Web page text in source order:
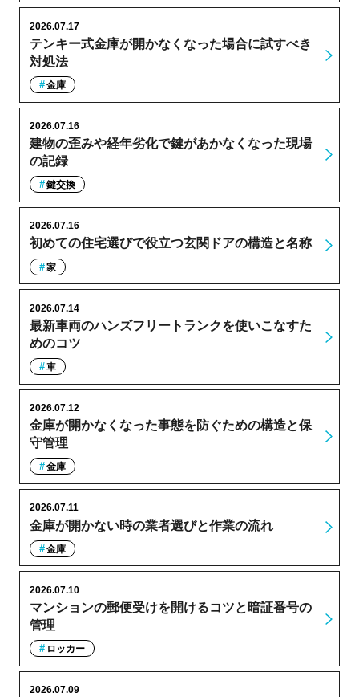
テンキー式金庫が開かなくなった場合に試すべき
対処法
2026.07.17
金庫
建物の歪みや経年劣化で鍵があかなくなった現場
の記録
2026.07.16
鍵交換
初めての住宅選びで役立つ玄関ドアの構造と名称
2026.07.16
家
最新車両のハンズフリートランクを使いこなすた
めのコツ
2026.07.14
車
金庫が開かなくなった事態を防ぐための構造と保
守管理
2026.07.12
金庫
金庫が開かない時の業者選びと作業の流れ
2026.07.11
金庫
マンションの郵便受けを開けるコツと暗証番号の
管理
2026.07.10
ロッカー
2026.07.09